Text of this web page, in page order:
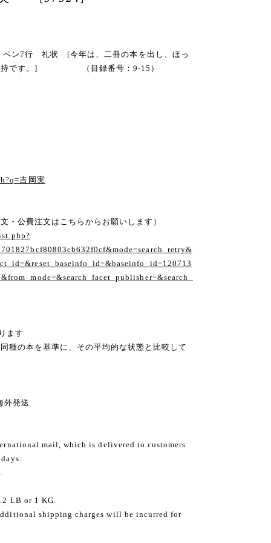
ン7行 礼状 [今年は、二冊の本を出し、ほっ
気持です。] （目録番号：9-15）
吉岡実
・公費注文はこちらからお願いします）
ます
種の本を基準に、その平均的な状態と比較して
発送
mail, which is delivered to customers
LB or 1 KG.
shipping charges will be incurred for